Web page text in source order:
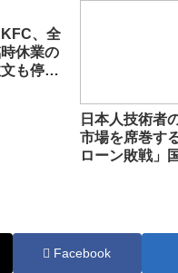
KFC、全
休業の
も停
日本人技術者
市場を席巻す
ローン敗戦」
Facebook